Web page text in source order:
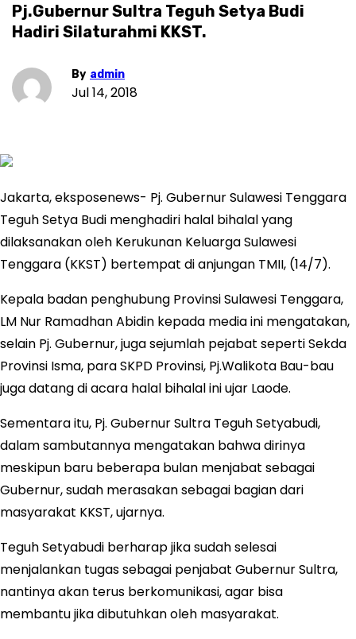
Pj.Gubernur Sultra Teguh Setya Budi
Hadiri Silaturahmi KKST.
By admin
Jul 14, 2018
Jakarta, eksposenews- Pj. Gubernur Sulawesi Tenggara
Teguh Setya Budi menghadiri halal bihalal yang
dilaksanakan oleh Kerukunan Keluarga Sulawesi
Tenggara (KKST) bertempat di anjungan TMII, (14/7).
Kepala badan penghubung Provinsi Sulawesi Tenggara,
LM Nur Ramadhan Abidin kepada media ini mengatakan,
selain Pj. Gubernur, juga sejumlah pejabat seperti Sekda
Provinsi Isma, para SKPD Provinsi, Pj.Walikota Bau-bau
juga datang di acara halal bihalal ini ujar Laode.
Sementara itu, Pj. Gubernur Sultra Teguh Setyabudi,
dalam sambutannya mengatakan bahwa dirinya
meskipun baru beberapa bulan menjabat sebagai
Gubernur, sudah merasakan sebagai bagian dari
masyarakat KKST, ujarnya.
Teguh Setyabudi berharap jika sudah selesai
menjalankan tugas sebagai penjabat Gubernur Sultra,
nantinya akan terus berkomunikasi, agar bisa
membantu jika dibutuhkan oleh masyarakat.